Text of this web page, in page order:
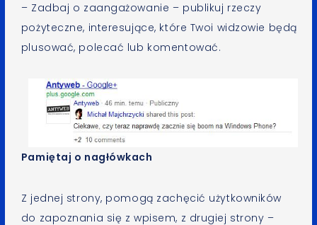
– Zadbaj o zaangażowanie – publikuj rzeczy
pożyteczne, interesujące, które Twoi widzowie będą
plusować, polecać lub komentować.
Pamiętaj o nagłówkach
Z jednej strony, pomogą zachęcić użytkowników
do zapoznania się z wpisem, z drugiej strony –